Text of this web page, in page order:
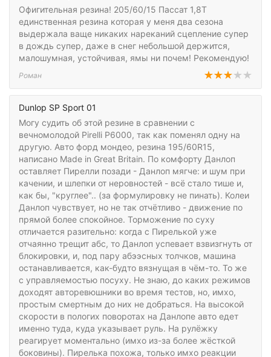
Офигительная резина! 205/60/15 Пассат 1,8Т
единственная резина которая у меня два сезона
выдержала ваще никаких нареканий сцепление супер
в дождь супер, даже в снег небольшой держится,
малошумная, устойчивая, ямы ни почем! Рекомендую!
Роман
Dunlop SP Sport 01
Могу судить об этой резине в сравнении с
вечномолодой Pirelli P6000, так как поменял одну на
другую. Авто форд мондео, резина 195/60R15,
написано Made in Great Britain. По комфорту Данлоп
оставляет Пирелли позади - Данлоп мягче: и шум при
качении, и шлепки от неровностей - всё стало тише и,
как бы, "круглее".. (за формулировку не пинать). Колеи
Данлоп чувствует, но не так отчётливо - движение по
прямой более спокойное. Торможение по суху
отличается разительно: когда с Пирелькой уже
отчаянно трещит абс, то Данлоп успевает взвизгнуть от
блокировки, и, под пару абээсных толчков, машина
останавливается, как-будто вязнущая в чём-то. То же
с управляемостью посуху. Не знаю, до каких режимов
доходят авторевюшники во время тестов, но, имхо,
простым смертным до них не добраться. На высокой
скорости в пологих поворотах на Данлопе авто едет
именно туда, куда указывает руль. На рулёжку
реагирует моментально (имхо из-за более жёсткой
боковины). Пирелька похожа, только имхо реакции